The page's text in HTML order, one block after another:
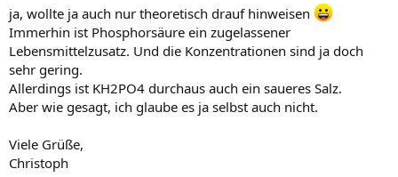
ja, wollte ja auch nur theoretisch drauf hinweisen
Immerhin ist Phosphorsäure ein zugelassener
Lebensmittelzusatz. Und die Konzentrationen sind ja doch
sehr gering.
Allerdings ist KH2PO4 durchaus auch ein saueres Salz.
Aber wie gesagt, ich glaube es ja selbst auch nicht.
Viele Grüße,
Christoph